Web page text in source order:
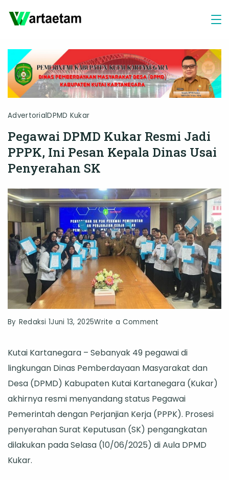
AdvertorialDPMD Kukar
Pegawai DPMD Kukar Resmi Jadi
PPPK, Ini Pesan Kepala Dinas Usai
Penyerahan SK
By Redaksi 1Juni 13, 2025Write a Comment
DPMD
Kukar
Resmi
Jadi
PPPK,
Ini
Pesan
Kutai Kartanegara – Sebanyak 49 pegawai di
lingkungan Dinas Pemberdayaan Masyarakat dan
Desa (DPMD) Kabupaten Kutai Kartanegara (Kukar)
akhirnya resmi menyandang status Pegawai
Pemerintah dengan Perjanjian Kerja (PPPK). Prosesi
penyerahan Surat Keputusan (SK) pengangkatan
dilakukan pada Selasa (10/06/2025) di Aula DPMD
Kukar.